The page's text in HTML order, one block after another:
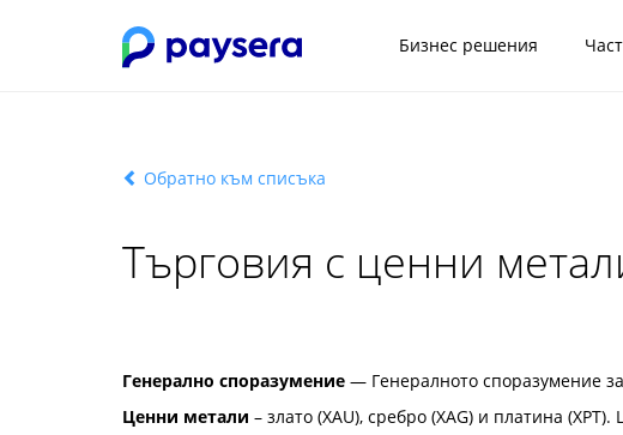
Бизнес решения
Обратно към списъка
Търговия с ценни
Генерално споразумение — Генералното споразумение
Ценни метали – злато (XAU), сребро (XAG) и платина